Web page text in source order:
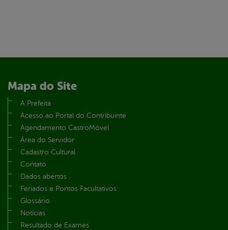
Mapa do Site
A Prefeita
Acesso ao Portal do Contribuinte
Agendamento CastroMóvel
Área do Servidor
Cadastro Cultural
Contato
Dados abertos
Feriados e Pontos Facultativos
Glossário
Notícias
Resultado de Exames